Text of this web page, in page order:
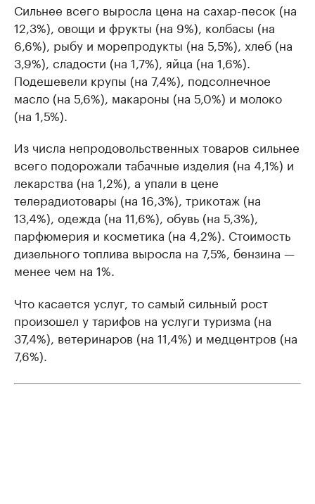
Сильнее всего выросла цена на сахар-песок (на
12,3%), овощи и фрукты (на 9%), колбасы (на
6,6%), рыбу и морепродукты (на 5,5%), хлеб (на
3,9%), сладости (на 1,7%), яйца (на 1,6%).
Подешевели крупы (на 7,4%), подсолнечное
масло (на 5,6%), макароны (на 5,0%) и молоко
(на 1,5%).
Из числа непродовольственных товаров сильнее
всего подорожали табачные изделия (на 4,1%) и
лекарства (на 1,2%), а упали в цене
телерадиотовары (на 16,3%), трикотаж (на
13,4%), одежда (на 11,6%), обувь (на 5,3%),
парфюмерия и косметика (на 4,2%). Стоимость
дизельного топлива выросла на 7,5%, бензина —
менее чем на 1%.
Что касается услуг, то самый сильный рост
произошел у тарифов на услуги туризма (на
37,4%), ветеринаров (на 11,4%) и медцентров (на
7,6%).